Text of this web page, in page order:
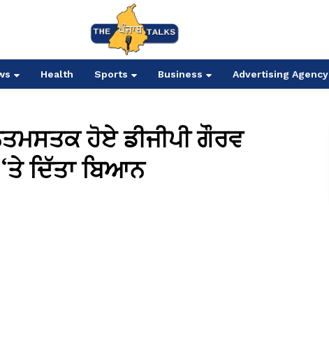
Health Sports Business Advertising Agency
ਹੋਏ ਡੀਜੀਪੀ ਗੌਰਵ
ਦਿੱਤਾ ਬਿਆਨ